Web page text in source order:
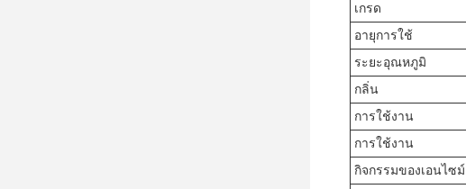
เกรด
อายุการใช้
ระยะอุณหภูมิ
กลิ่น
การใช้งาน
การใช้งาน
กิจกรรมของเอนไซม์